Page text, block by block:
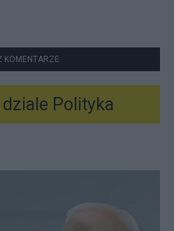
KOMENTARZE
Polityka